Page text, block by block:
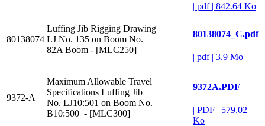
| pdf | 842.64 Ko
80138074
Luffing Jib Rigging Drawing
LJ No. 135 on Boom No.
82A Boom - [MLC250]
80138074_C.pdf
| pdf | 3.9 Mo
9372-A
Maximum Allowable Travel
Specifications Luffing Jib
No. LJ10:501 on Boom No.
B10:500 - [MLC300]
9372A.PDF
| PDF | 579.02
Ko